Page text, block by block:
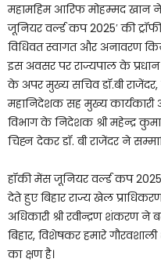
महामहिम आरिफ मोहम्मद खान ने
जूनियर वर्ल्ड कप 2025′ की
विधिवत स्वागत और अनावरण
इस अवसर पर राज्यपाल के
के अपर मुख्य सचिव डॉ.बी
महानिदेशक सह मुख्य कार्यकारी
विभाग के निदेशक श्री महेन्द्र
चिह्न देकर डॉ. बी राजेंदर ने
हॉकी मेंस जूनियर वर्ल्ड कप
देते हुए बिहार राज्य खेल
अधिकारी श्री रवीन्द्रण शंकरण
बिहार, विशेषकर हमारे
का क्षण है।